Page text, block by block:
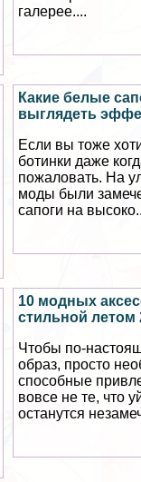
галерее....
Какие белые
выглядеть
Если вы тоже
ботинки даже
пожаловать. На
моды были
сапоги на
10 модных
стильной летом
Чтобы по-
образ, просто
способные
вовсе не те, что
останутся